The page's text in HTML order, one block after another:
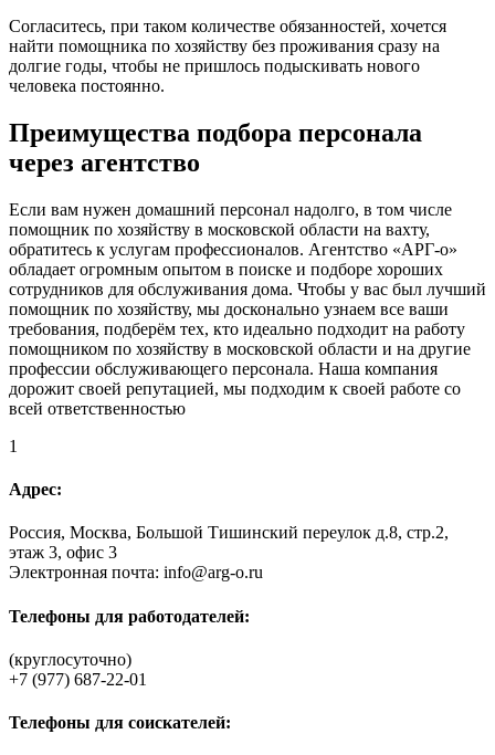
Согласитесь, при таком количестве обязанностей, хочется
найти помощника по хозяйству без проживания сразу на
долгие годы, чтобы не пришлось подыскивать нового
человека постоянно.
Преимущества подбора персонала
через агентство
Если вам нужен домашний персонал надолго, в том числе
помощник по хозяйству в московской области на вахту,
обратитесь к услугам профессионалов. Агентство «АРГ-о»
обладает огромным опытом в поиске и подборе хороших
сотрудников для обслуживания дома. Чтобы у вас был лучший
помощник по хозяйству, мы досконально узнаем все ваши
требования, подберём тех, кто идеально подходит на работу
помощником по хозяйству в московской области и на другие
профессии обслуживающего персонала. Наша компания
дорожит своей репутацией, мы подходим к своей работе со
всей ответственностью
1
Адрес:
Россия, Москва, Большой Тишинский переулок д.8, стр.2,
этаж 3, офис 3
Электронная почта: info@arg-o.ru
Телефоны для работодателей:
(круглосуточно)
+7 (977) 687-22-01
Телефоны для соискателей: